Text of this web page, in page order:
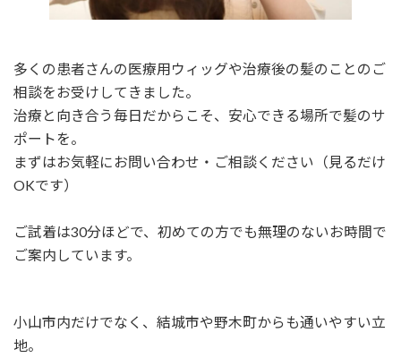
多くの患者さんの医療用ウィッグや治療後の髪のことのご
相談をお受けしてきました。
治療と向き合う毎日だからこそ、安心できる場所で髪のサ
ポートを。
まずはお気軽にお問い合わせ・ご相談ください（見るだけ
OKです）
ご試着は30分ほどで、初めての方でも無理のないお時間で
ご案内しています。
小山市内だけでなく、結城市や野木町からも通いやすい立
地。